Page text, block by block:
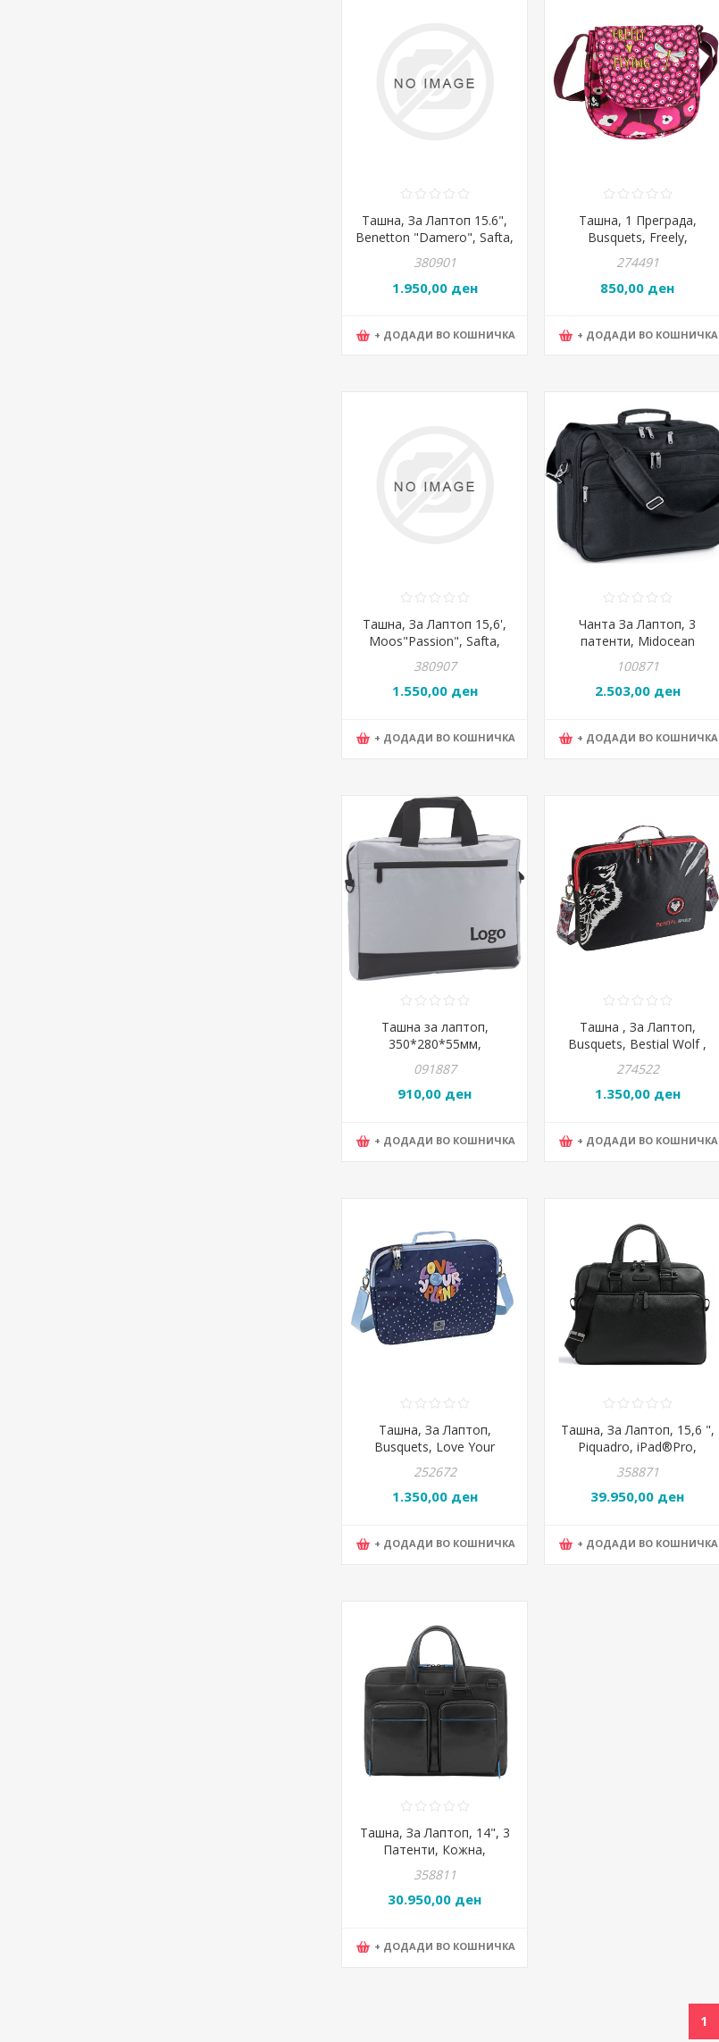
Ташна, За Лаптоп 15.6",
Benetton "Damero", Safta,
612550461, 40*27*4цм
380901
1.950,00 ден
+ ДОДАДИ ВО КОШНИЧКА
Ташна, 1 Преграда,
Busquets, Freely,
17.639.09380,
11,2*18*2цм
274491
850,00 ден
+ ДОДАДИ ВО КОШНИЧКА
Ташна, За Лаптоп 15,6',
Moos"Passion", Safta,
Розева
380907
1.550,00 ден
+ ДОДАДИ ВО КОШНИЧКА
Чанта За Лаптоп, 3
патенти, Midocean
39*31.5*14цм, Црна
100871
2.503,00 ден
+ ДОДАДИ ВО КОШНИЧКА
Ташна за лаптоп,
350*280*55мм,
AP731838-77, Сива
091887
910,00 ден
+ ДОДАДИ ВО КОШНИЧКА
Ташна , За Лаптоп,
Busquets, Bestial Wolf ,
274522
1.350,00 ден
+ ДОДАДИ ВО КОШНИЧКА
Ташна, За Лаптоп,
Busquets, Love Your
Planet, 18.050.09600
252672
1.350,00 ден
+ ДОДАДИ ВО КОШНИЧКА
Ташна, За Лаптоп, 15,6 ",
Piquadro, iPad®Pro,
CA3339MOS/N,
40*30*9цм, Црна
358871
39.950,00 ден
+ ДОДАДИ ВО КОШНИЧКА
Ташна, За Лаптоп, 14", 3
Патенти, Кожна,
Piquadro, CA6105B2V/N,
37*27*7цм, Црна
358811
30.950,00 ден
+ ДОДАДИ ВО КОШНИЧКА
1